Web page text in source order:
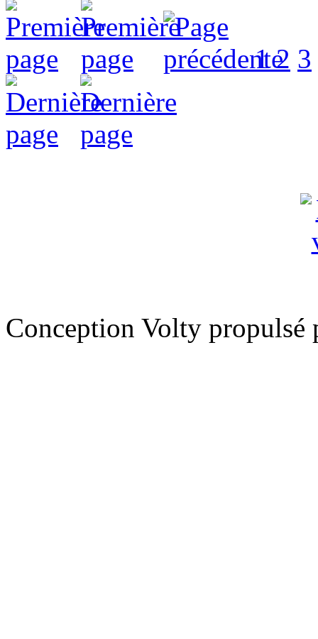
1 2 3
Conception Volty propulsé